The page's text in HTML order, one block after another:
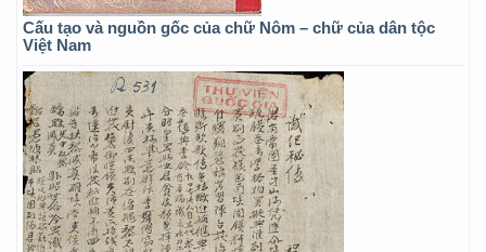
Cấu tạo và nguồn gốc của chữ Nôm – chữ của dân tộc
Việt Nam